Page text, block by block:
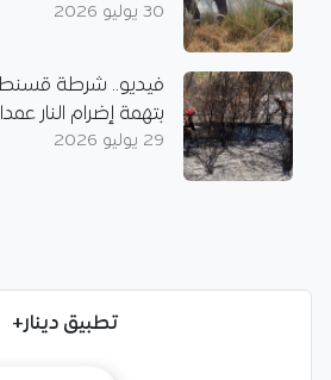
30 يوليو 2026
بتهمة إضرام النار عمدا
29 يوليو 2026
تطبيق دينار+